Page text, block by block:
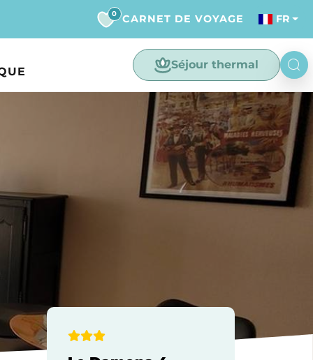
0 CARNET DE VOYAGE FR
Séjour thermal